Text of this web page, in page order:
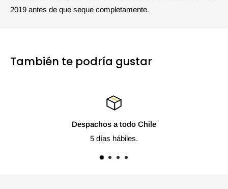
2019 antes de que seque completamente.
También te podría gustar
Despachos a todo Chile
5 días hábiles.